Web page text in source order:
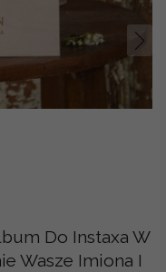
Do Instaxa W
Wasze Imiona I